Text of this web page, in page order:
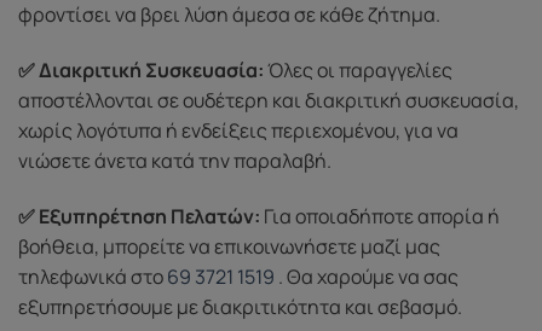
φροντίσει να βρει λύση άμεσα σε κάθε ζήτημα.
✅ Διακριτική Συσκευασία:Όλες οι παραγγελίες
αποστέλλονται σε ουδέτερη και διακριτική συσκευασία,
χωρίς λογότυπα ή ενδείξεις περιεχομένου, για να
νιώσετε άνετα κατά την παραλαβή.
✅ Εξυπηρέτηση Πελατών: Για οποιαδήποτε απορία ή
βοήθεια, μπορείτε να επικοινωνήσετε μαζί μας
τηλεφωνικά στο69 3721 1519 . Θα χαρούμε να σας
εξυπηρετήσουμε με διακριτικότητα και σεβασμό.